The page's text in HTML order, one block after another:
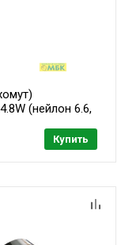
(нейлон 6.6,
Купить